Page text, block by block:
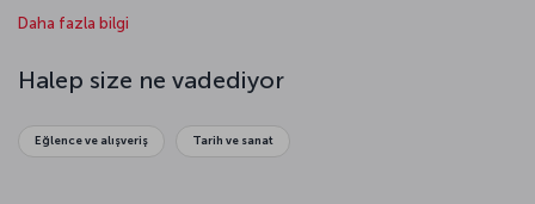
maziye sahip kent, yüzyıllar boyunca İpek Yolu'nun önemli
Geçmişi yaşatan dokusunun yanı sıra modern yaşamın izlerini de
barındıran Halep, zengin mutfağı ve misafirperver insanlarıyla
Yeni bir hikâye için: Şimdi bir Halep uçak bileti alın
Daha fazla bilgi
Halep size ne vadediyor
Eğlence ve alışveriş Tarih ve sanat